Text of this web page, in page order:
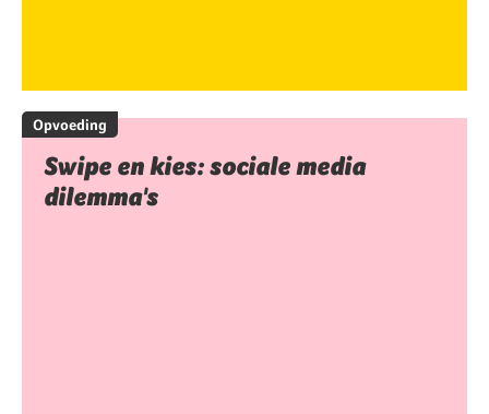
Opvoeding
Swipe en kies: sociale media
dilemma's